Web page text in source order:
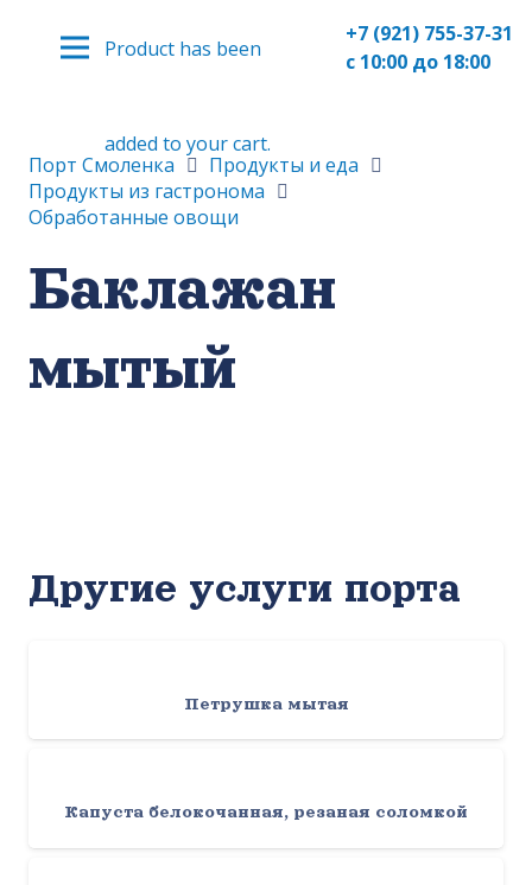
Producthas been
added to your cart.
+7 (921) 755-37-31
с 10:00 до 18:00
Порт Смоленка
Продукты и еда
Продукты из гастронома
Обработанные овощи
Баклажан
мытый
Другие услуги порта
Петрушка мытая
Капуста белокочанная, резаная соломкой